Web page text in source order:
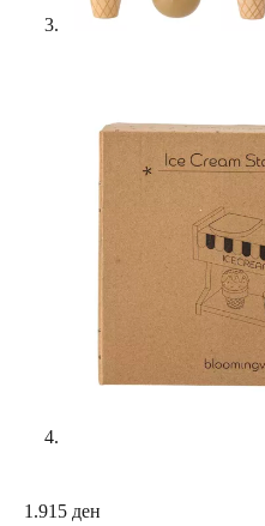
1.915 ден